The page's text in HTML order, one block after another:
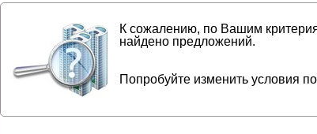
К сожалению, по Вашим
найдено предложений.
Попробуйте изменить условия